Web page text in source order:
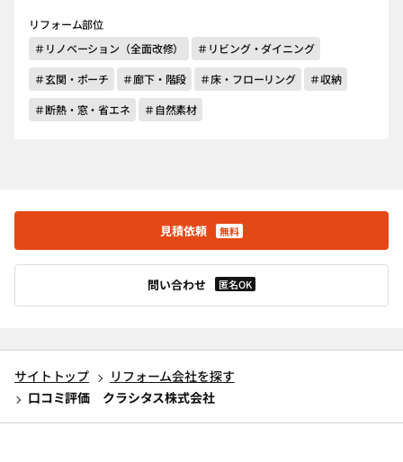
リフォーム部位
＃リノベーション（全面改修）
＃リビング・ダイニング
＃玄関・ポーチ
＃廊下・階段 ＃床・フローリング
＃収納
＃断熱・窓・省エネ
＃自然素材
見積依頼 無料
問い合わせ 匿名OK
サイトトップ
リフォーム会社を探す
口コミ評価 クラシタス株式会社